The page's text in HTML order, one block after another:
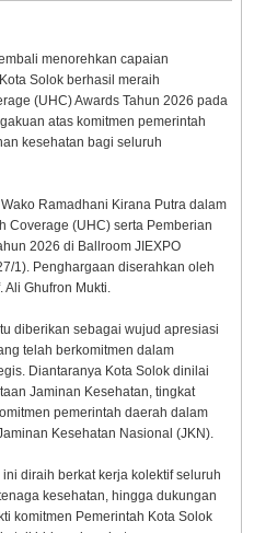
menorehkan capaian
Solok berhasil meraih
(UHC) Awards Tahun 2026 pada
atas komitmen pemerintah
kesehatan bagi seluruh
Ramadhani Kirana Putra dalam
Coverage (UHC) serta Pemberian
2026 di Ballroom JIEXPO
1). Penghargaan diserahkan oleh
Ali Ghufron Mukti.
diberikan sebagai wujud apresiasi
telah berkomitmen dalam
Diantaranya Kota Solok dinilai
Jaminan Kesehatan, tingkat
pemerintah daerah dalam
Kesehatan Nasional (JKN).
diraih berkat kerja kolektif seluruh
kesehatan, hingga dukungan
komitmen Pemerintah Kota Solok